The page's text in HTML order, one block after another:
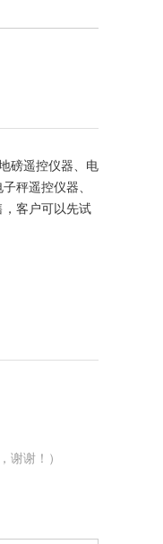
磅遥控仪器、电
秤遥控仪器、
客户可以先试
谢谢！）